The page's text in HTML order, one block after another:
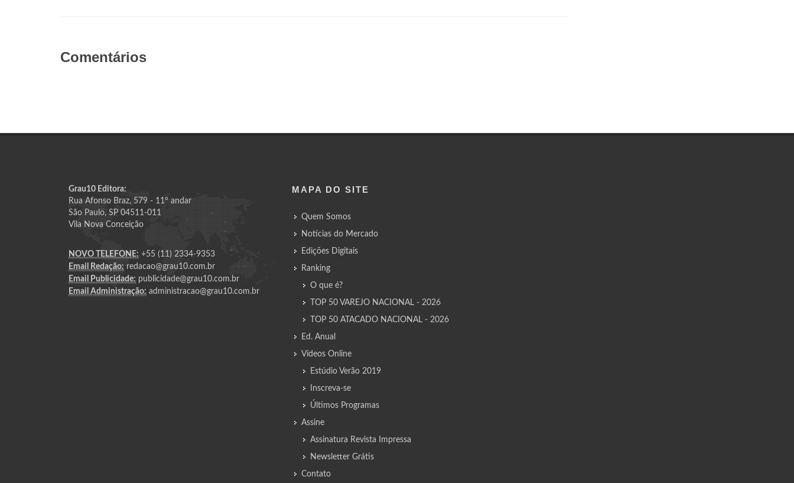
Comentários
Grau10 Editora:
Rua Afonso Braz, 579 - 11º andar
São Paulo, SP 04511-011
Vila Nova Conceição
NOVO TELEFONE: +55 (11) 2334-9353
Email Redação: redacao@grau10.com.br
Email Publicidade: publicidade@grau10.com.br
Email Administração: administracao@grau10.com.br
MAPA DO SITE
Quem Somos
Notícias do Mercado
Edições Digitais
Ranking
O que é?
TOP 50 VAREJO NACIONAL - 2026
TOP 50 ATACADO NACIONAL - 2026
Ed. Anual
Vídeos Online
Estúdio Verão 2019
Inscreva-se
Últimos Programas
Assine
Assinatura Revista Impressa
Newsletter Grátis
Contato